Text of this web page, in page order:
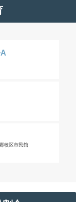
校区市民館